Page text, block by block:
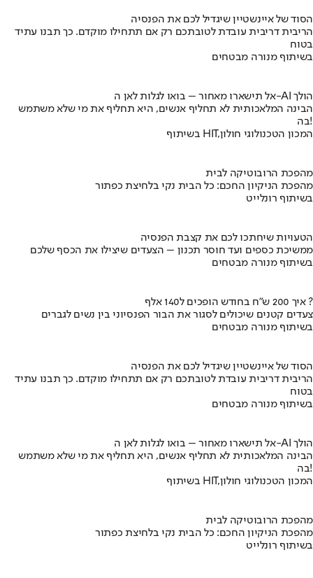
הסוד של איינשטיין שיגדיל לכם את הפנסיה
הריבית דריבית עובדת לטובתכם רק אם תתחילו מוקדם. כך תבנו עתיד
בטוח
בשיתוף מנורה מבטחים
אל תישארו מאחור – בואו לגלות לאן ה-AI הולך
הבינה המלאכותית לא תחליף אנשים, היא תחליף את מי שלא משתמש
בה!
בשיתוף HIT,המכון הטכנולוגי חולון
מהפכת הרובוטיקה לבית
מהפכת הניקיון החכם: כל הבית נקי בלחיצת כפתור
בשיתוף רונלייט
הטעויות שיחתכו לכם את קצבת הפנסיה
ממשיכת כספים ועד חוסר תכנון – הצעדים שיצילו את הכסף שלכם
בשיתוף מנורה מבטחים
איך 200 ש"ח בחודש הופכים ל140 אלף ?
צעדים קטנים שיכולים לסגור את הבור הפנסיוני בין נשים לגברים
בשיתוף מנורה מבטחים
הסוד של איינשטיין שיגדיל לכם את הפנסיה
הריבית דריבית עובדת לטובתכם רק אם תתחילו מוקדם. כך תבנו עתיד
בטוח
בשיתוף מנורה מבטחים
אל תישארו מאחור – בואו לגלות לאן ה-AI הולך
הבינה המלאכותית לא תחליף אנשים, היא תחליף את מי שלא משתמש
בה!
בשיתוף HIT,המכון הטכנולוגי חולון
מהפכת הרובוטיקה לבית
מהפכת הניקיון החכם: כל הבית נקי בלחיצת כפתור
בשיתוף רונלייט